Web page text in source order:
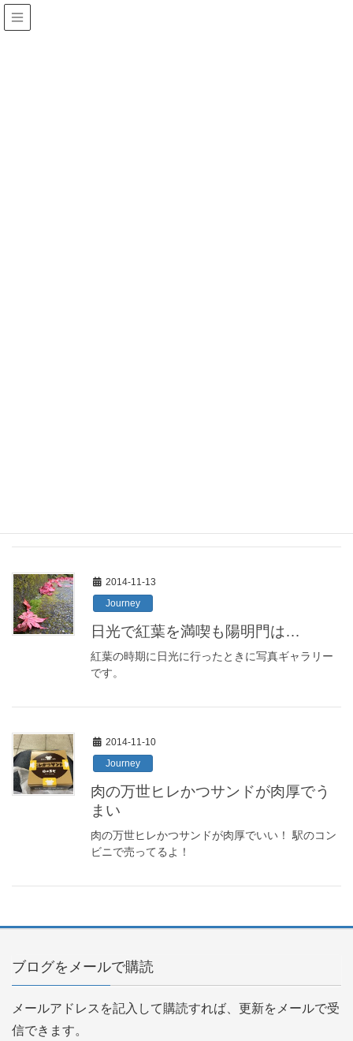
2014-11-13
Journey
日光で紅葉を満喫も陽明門は…
紅葉の時期に日光に行ったときに写真ギャラリー
です。
2014-11-10
Journey
肉の万世ヒレかつサンドが肉厚でう
まい
肉の万世ヒレかつサンドが肉厚でいい！ 駅のコン
ビニで売ってるよ！
ブログをメールで購読
メールアドレスを記入して購読すれば、更新をメールで受
信できます。